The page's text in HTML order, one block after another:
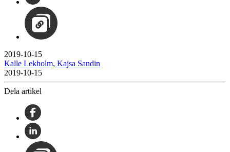
2019-10-15
Kalle Lekholm, Kajsa Sandin
2019-10-15
Dela artikel